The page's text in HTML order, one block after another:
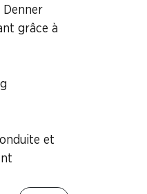
Denner
grâce à
et